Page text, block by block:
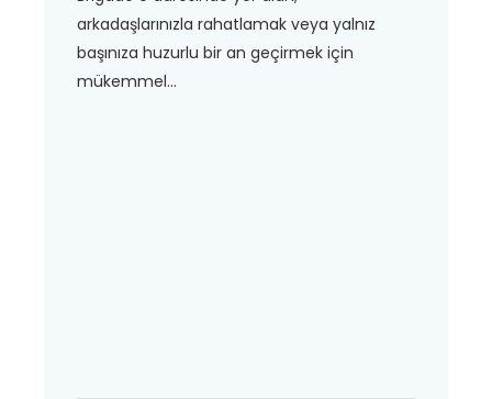
arkadaşlarınızla rahatlamak veya yalnız
başınıza huzurlu bir an geçirmek için
mükemmel...